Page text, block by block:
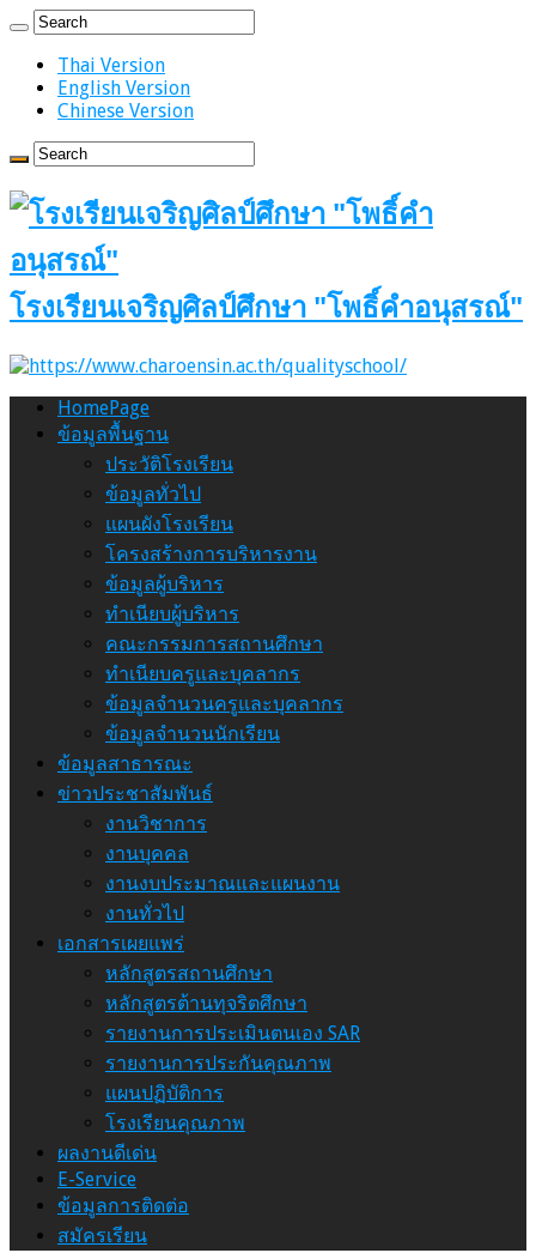
Thai Version
English Version
Chinese Version
โรงเรียนเจริญศิลป์ศึกษา "โพธิ์คำอนุสรณ์"
HomePage
ข้อมูลพื้นฐาน
ประวัติโรงเรียน
ข้อมูลทั่วไป
แผนผังโรงเรียน
โครงสร้างการบริหารงาน
ข้อมูลผู้บริหาร
ทำเนียบผู้บริหาร
คณะกรรมการสถานศึกษา
ทำเนียบครูและบุคลากร
ข้อมูลจำนวนครูและบุคลากร
ข้อมูลจำนวนนักเรียน
ข้อมูลสาธารณะ
ข่าวประชาสัมพันธ์
งานวิชาการ
งานบุคคล
งานงบประมาณและแผนงาน
งานทั่วไป
เอกสารเผยแพร่
หลักสูตรสถานศึกษา
หลักสูตรต้านทุจริตศึกษา
รายงานการประเมินตนเอง SAR
รายงานการประกันคุณภาพ
แผนปฏิบัติการ
โรงเรียนคุณภาพ
ผลงานดีเด่น
E-Service
ข้อมูลการติดต่อ
สมัครเรียน